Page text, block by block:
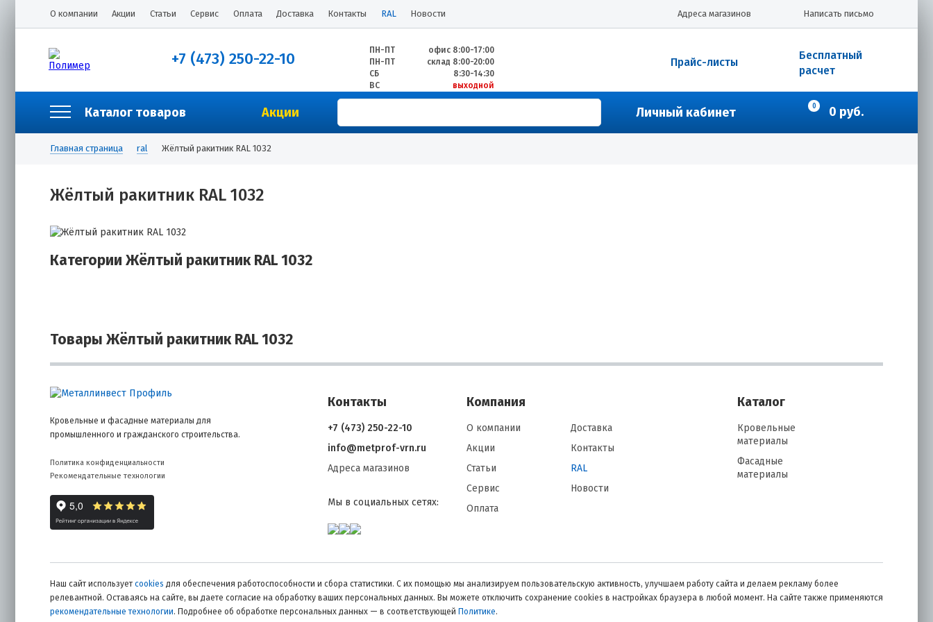
О компании Акции Статьи Сервис Оплата Доставка Контакты RAL Новости Написать письмо
Адреса магазинов
+7 (473) 250-22-10 ПН-ПТ
офис 8:00-17:00
ПН-ПТ
склад 8:00-20:00
СБ
8:30-14:30
ВС
выходной
Бесплатный
расчет
Прайс-листы
Каталог товаров Акции Личный кабинет 0 0 руб.
Главная страница ral Жёлтый ракитник RAL 1032
Жёлтый ракитник RAL 1032
Категории Жёлтый ракитник RAL 1032
Товары Жёлтый ракитник RAL 1032
Кровельные и фасадные материалы для
промышленного и гражданского строительства.
Политика конфиденциальности
Рекомендательные технологии
Контакты
+7 (473) 250-22-10
info@metprof-vrn.ru
Адреса магазинов
Мы в социальных сетях:
Компания
О компании
Акции
Статьи
Сервис
Оплата
Доставка
Контакты
RAL
Новости
Каталог
Кровельные
материалы
Фасадные
материалы
Наш сайт использует cookies для обеспечения работоспособности и сбора статистики. С их помощью мы анализируем пользовательскую активность, улучшаем работу сайта и делаем рекламу более
релевантной. Оставаясь на сайте, вы даете согласие на обработку ваших персональных данных. Вы можете отключить сохранение cookies в настройках браузера в любой момент. На сайте также применяются
рекомендательные технологии. Подробнее об обработке персональных данных — в соответствующей Политике.